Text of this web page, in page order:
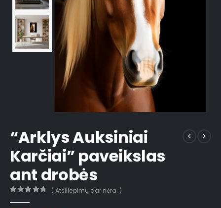
“Arklys Auksiniai
Karčiai” paveikslas
ant drobės
( Atsiliepimų dar nėra. )